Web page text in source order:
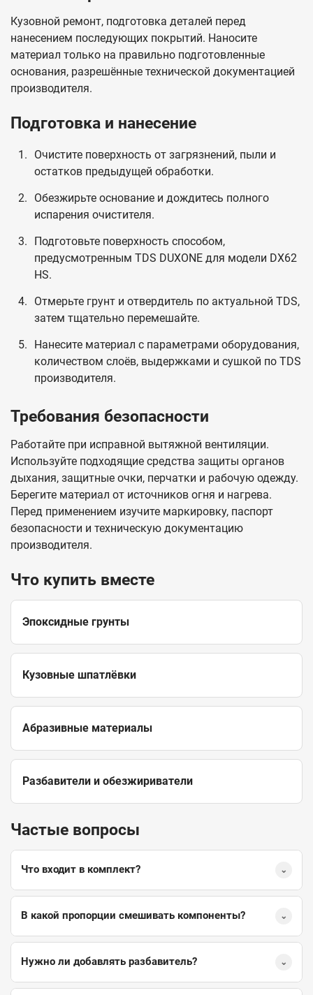
Кузовной ремонт, подготовка деталей перед
нанесением последующих покрытий. Наносите
материал только на правильно подготовленные
основания, разрешённые технической документацией
производителя.
Подготовка и нанесение
Очистите поверхность от загрязнений, пыли и
остатков предыдущей обработки.
Обезжирьте основание и дождитесь полного
испарения очистителя.
Подготовьте поверхность способом,
предусмотренным TDS DUXONE для модели DX62
HS.
Отмерьте грунт и отвердитель по актуальной TDS,
затем тщательно перемешайте.
Нанесите материал с параметрами оборудования,
количеством слоёв, выдержками и сушкой по TDS
производителя.
Требования безопасности
Работайте при исправной вытяжной вентиляции.
Используйте подходящие средства защиты органов
дыхания, защитные очки, перчатки и рабочую одежду.
Берегите материал от источников огня и нагрева.
Перед применением изучите маркировку, паспорт
безопасности и техническую документацию
производителя.
Что купить вместе
Эпоксидные грунты
Кузовные шпатлёвки
Абразивные материалы
Разбавители и обезжириватели
Частые вопросы
Что входит в комплект? ⌄
В какой пропорции смешивать компоненты? ⌄
Нужно ли добавлять разбавитель? ⌄